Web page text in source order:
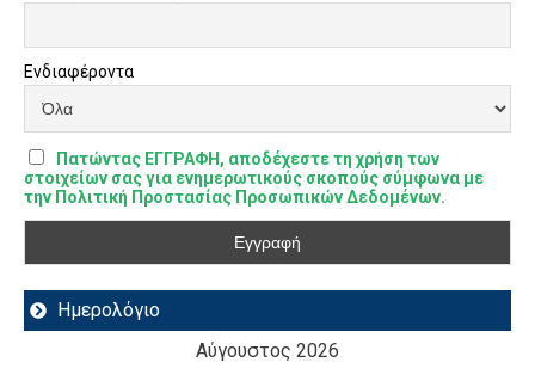
Ενδιαφέροντα
Πατώντας ΕΓΓΡΑΦΗ, αποδέχεστε τη χρήση των
στοιχείων σας για ενημερωτικούς σκοπούς σύμφωνα με
την Πολιτική Προστασίας Προσωπικών Δεδομένων.
Ημερολόγιο
Αύγουστος 2026